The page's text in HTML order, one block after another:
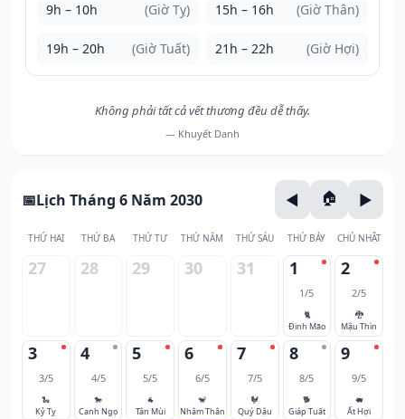
9h – 10h (Giờ Tỵ) 15h – 16h (Giờ Thân)
19h – 20h (Giờ Tuất) 21h – 22h (Giờ Hợi)
Không phải tất cả vết thương đều dễ thấy.
— Khuyết Danh
Lịch Tháng 6 Năm 2030
THỨ HAI THỨ BA THỨ TƯ THỨ NĂM THỨ SÁU THỨ BẢY CHỦ NHẬT
27 28 29 30 31 1
1/5
🐈
Đinh Mão
2
2/5
🐉
Mậu Thìn
3
3/5
🐍
Kỷ Tỵ
4
4/5
🐎
Canh Ngọ
5
5/5
🐐
Tân Mùi
6
6/5
🐒
Nhâm Thân
7
7/5
🐓
Quý Dậu
8
8/5
🐕
Giáp Tuất
9
9/5
🐖
Ất Hợi